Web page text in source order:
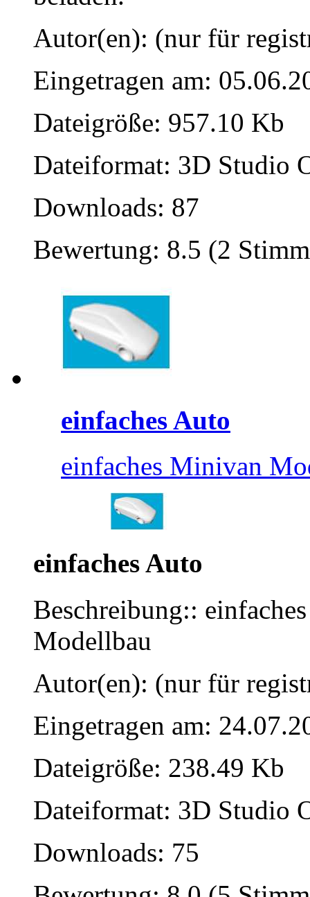
Autor(en): (nur für
Eingetragen am:
Dateigröße: 957.10 Kb
Dateiformat: 3D Studio
Downloads: 87
Bewertung: 8.5 (2
einfaches Auto
einfaches Minivan
einfaches Auto
Beschreibung::
Modellbau
Autor(en): (nur für
Eingetragen am:
Dateigröße: 238.49 Kb
Dateiformat: 3D Studio
Downloads: 75